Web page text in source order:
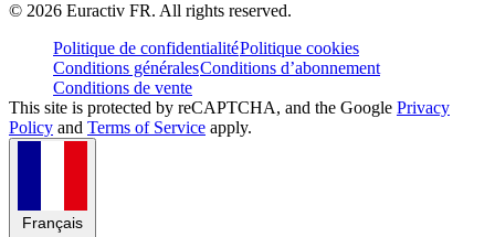
© 2026 Euractiv FR. All rights reserved.
Politique de confidentialitéPolitique cookies
Conditions généralesConditions d’abonnement
Conditions de vente
This site is protected by reCAPTCHA, and the Google Privacy
Policy and Terms of Service apply.
Français